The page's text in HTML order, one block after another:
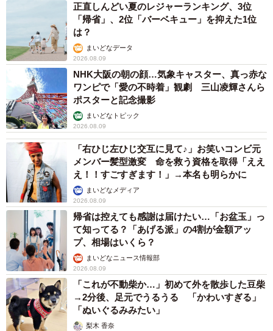
正直しんどい夏のレジャーランキング、3位
「帰省」、2位「バーベキュー」を抑えた1位
は？
まいどなデータ
2026.08.09
NHK大阪の朝の顔…気象キャスター、真っ赤な
ワンピで「愛の不時着」観劇 三山凌輝さんら
ポスターと記念撮影
まいどなトピック
2026.08.09
「右ひじ左ひじ交互に見て♪」お笑いコンビ元
メンバー髪型激変 命を救う資格を取得「ええ
え！！すごすぎます！」→本名も明らかに
まいどなメディア
2026.08.09
帰省は控えても感謝は届けたい…「お盆玉」っ
て知ってる？「あげる派」の4割が金額アッ
プ、相場はいくら？
まいどなニュース情報部
2026.08.09
「これが不動柴か…」初めて外を散歩した豆柴
→2分後、足元でうるうる 「かわいすぎる」
「ぬいぐるみみたい」
梨木 香奈